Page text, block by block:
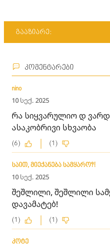
გააზიარე:
კომენტარები
nino
10 სექ. 2025
რა სიყვარულიო დ
ასაკობრივი სხვაობა
(6) (1)
საით, მიექანება სამყარო?!
10 სექ. 2025
შეშლილი, შეშლილი
დავამატებ!
(1) (1)
კოტე